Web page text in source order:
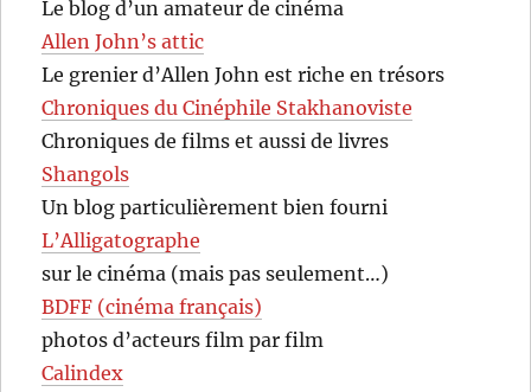
Le blog d’un amateur de cinéma
Allen John’s attic
Le grenier d’Allen John est riche en trésors
Chroniques du Cinéphile Stakhanoviste
Chroniques de films et aussi de livres
Shangols
Un blog particulièrement bien fourni
L’Alligatographe
sur le cinéma (mais pas seulement…)
BDFF (cinéma français)
photos d’acteurs film par film
Calindex